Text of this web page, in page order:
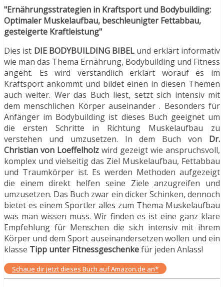
"Ernährungsstrategien in Kraftsport und Bodybuilding:
Optimaler Muskelaufbau, beschleunigter Fettabbau,
gesteigerte Kraftleistung"
Dies ist DIE BODYBUILDING BIBEL und erklärt informativ
wie man das Thema Ernährung, Bodybuilding und Fitness
angeht. Es wird verständlich erklärt worauf es im
Kraftsport ankommt und bildet einen in diesen Themen
auch weiter. Wer das Buch liest, setzt sich intensiv mit
dem menschlichen Körper auseinander . Besonders für
Anfänger im Bodybuilding ist dieses Buch geeignet um
die ersten Schritte in Richtung Muskelaufbau zu
verstehen und umzusetzen. In dem Buch von Dr.
Christian von Loeffelholz wird gezeigt wie anspruchsvoll,
komplex und vielseitig das Ziel Muskelaufbau, Fettabbau
und Traumkörper ist. Es werden Methoden aufgezeigt
die einem direkt helfen seine Ziele anzugreifen und
umzusetzen. Das Buch zwar ein dicker Schinken, dennoch
bietet es einem Sportler alles zum Thema Muskelaufbau
was man wissen muss. Wir finden es ist eine ganz klare
Empfehlung für Menschen die sich intensiv mit ihrem
Körper und dem Sport auseinandersetzen wollen und ein
klasse Tipp unter Fitnessgeschenkefür jeden Anlass!
Schaue dir jetzt dieses Buch auf Amazon.de an*